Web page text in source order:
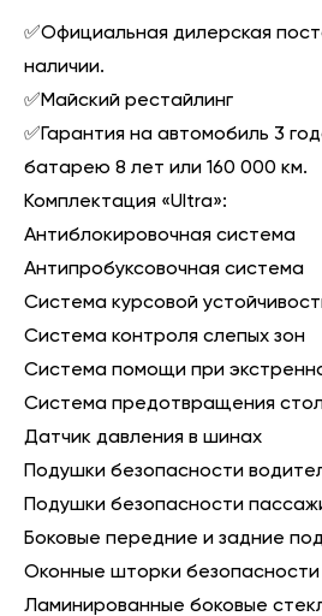
✅Официальная дилерская
наличии.
✅Майский рестайлинг
✅Гарантия на автомобиль 3
батарею 8 лет или 160 000 км.
Комплектация «Ultra»:
Антиблокировочная система
Антипробуксовочная система
Система курсовой
Система контроля слепых зон
Система помощи при
Система предотвращения
Датчик давления в шинах
Подушки безопасности
Подушки безопасности
Боковые передние и задние
Оконные шторки безопасности
Ламинированные боковые